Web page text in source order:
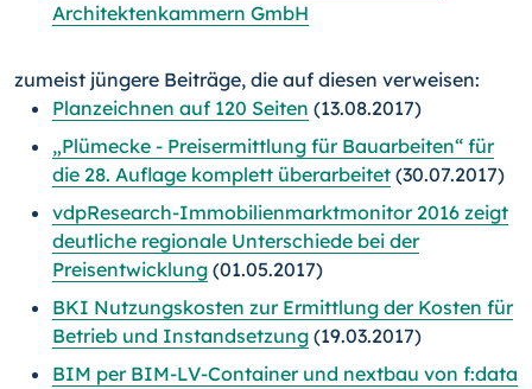
Architektenkammern GmbH
zumeist jüngere Beiträge, die auf diesen verweisen:
Planzeichnen auf 120 Seiten (13.08.2017)
„Plümecke - Preisermittlung für Bauarbeiten“ für
die 28. Auflage komplett überarbeitet (30.07.2017)
vdpResearch-Immobilienmarktmonitor 2016 zeigt
deutliche regionale Unterschiede bei der
Preisentwicklung (01.05.2017)
BKI Nutzungskosten zur Ermittlung der Kosten für
Betrieb und Instandsetzung (19.03.2017)
BIM per BIM-LV-Container und nextbau von f:data